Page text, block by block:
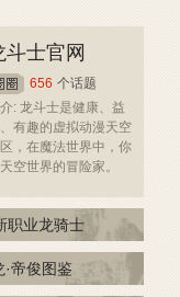
斗士官网
656 个话题
: 龙斗士是健康、益
有趣的虚拟动漫天空
，在魔法世界中，你
空世界的冒险家。
职业龙骑士
帝俊图鉴